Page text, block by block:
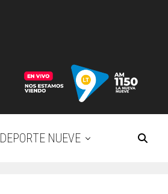
DEPORTE NUEVE